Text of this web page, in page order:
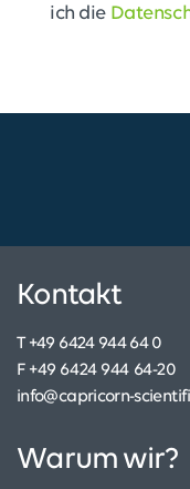
ich die
Kontakt
T +49 6424 944 64 0
F +49 6424 944 64-20
info@capricorn-
Warum wir?